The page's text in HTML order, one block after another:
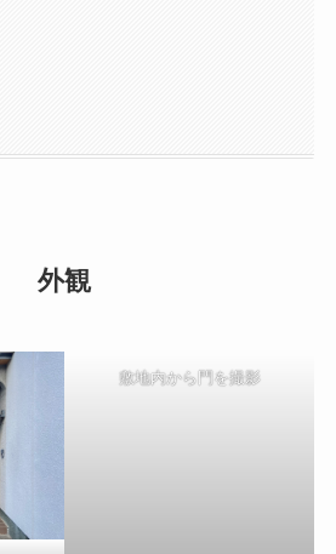
外観
敷地内から門を撮影